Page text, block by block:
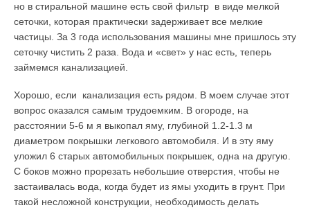
но в стиральной машине есть свой фильтр в виде мелкой
сеточки, которая практически задерживает все мелкие
частицы. За 3 года использования машины мне пришлось эту
сеточку чистить 2 раза. Вода и «свет» у нас есть, теперь
займемся канализацией.
Хорошо, если канализация есть рядом. В моем случае этот
вопрос оказался самым трудоемким. В огороде, на
расстоянии 5-6 м я выкопал яму, глубиной 1.2-1.3 м
диаметром покрышки легкового автомобиля. И в эту яму
уложил 6 старых автомобильных покрышек, одна на другую.
С боков можно прорезать небольшие отверстия, чтобы не
застаивалась вода, когда будет из ямы уходить в грунт. При
такой несложной конструкции, необходимость делать